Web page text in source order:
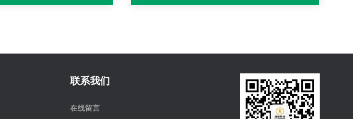
联系我们
在线留言